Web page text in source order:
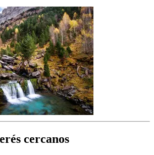
cercanos